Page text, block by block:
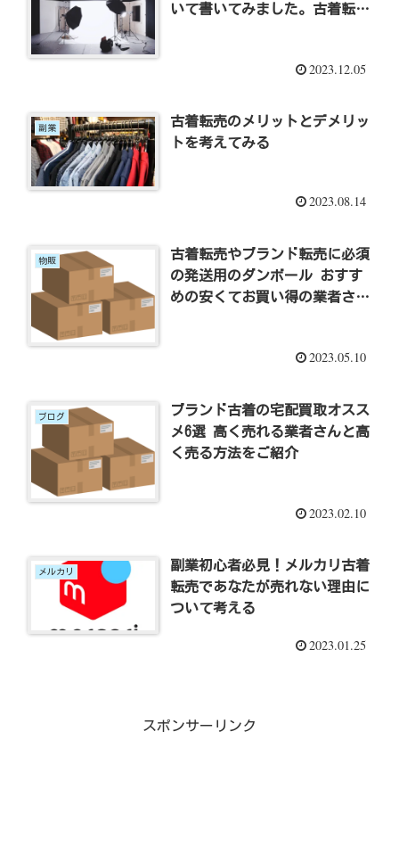
いて書いてみました。古着転売
2023.12.05
副業
古着転売のメリットとデメリッ
トを考えてみる
2023.08.14
物販
古着転売やブランド転売に必須
の発送用のダンボール おすす
めの安くてお買い得の業者さん
2023.05.10
ブログ
ブランド古着の宅配買取オスス
メ6選 高く売れる業者さんと高
く売る方法をご紹介
2023.02.10
メルカリ
副業初心者必見！メルカリ古着
転売であなたが売れない理由に
ついて考える
2023.01.25
スポンサーリンク